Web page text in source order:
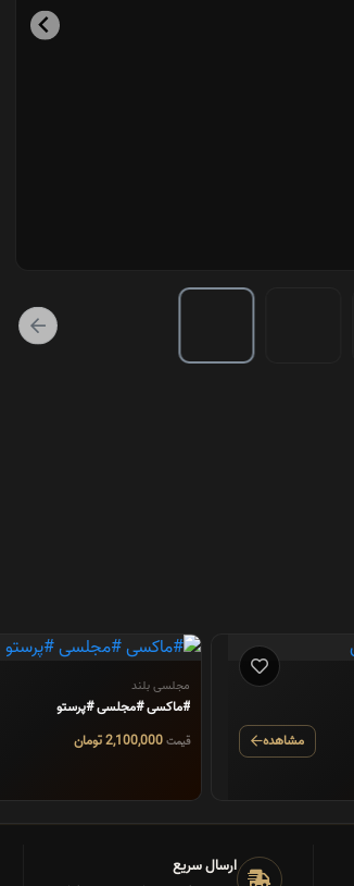
مشاهده
مجلسی بلند
#ماکسی #مجلسی #پرستو
قیمت2,100,000 تومان
ارسال سریع